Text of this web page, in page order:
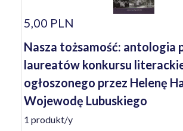
5,00 PLN
Nasza tożsamość: antologia
laureatów konkursu
ogłoszonego przez Helenę
Wojewodę Lubuskiego
1 produkt/y